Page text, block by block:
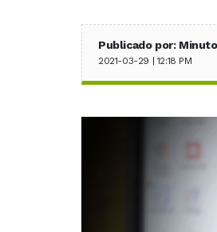
Publicado por:
2021-03-29 | 12:18 PM